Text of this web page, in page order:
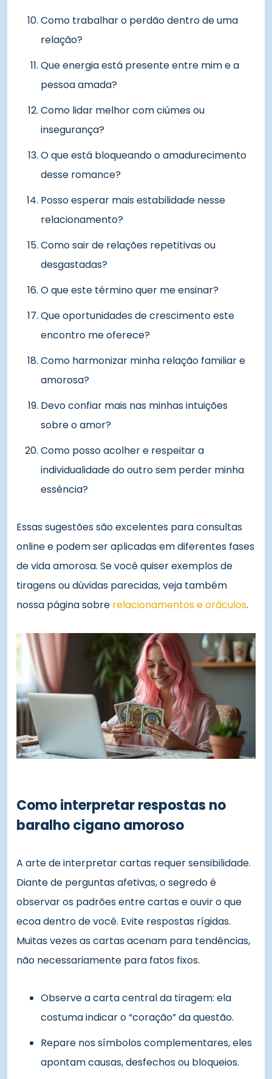
Como trabalhar o perdão dentro de uma
relação?
Que energia está presente entre mim e a
pessoa amada?
Como lidar melhor com ciúmes ou
insegurança?
O que está bloqueando o amadurecimento
desse romance?
Posso esperar mais estabilidade nesse
relacionamento?
Como sair de relações repetitivas ou
desgastadas?
O que este término quer me ensinar?
Que oportunidades de crescimento este
encontro me oferece?
Como harmonizar minha relação familiar e
amorosa?
Devo confiar mais nas minhas intuições
sobre o amor?
Como posso acolher e respeitar a
individualidade do outro sem perder minha
essência?
Essas sugestões são excelentes para consultas
online e podem ser aplicadas em diferentes fases
de vida amorosa. Se você quiser exemplos de
tiragens ou dúvidas parecidas, veja também
nossa página sobre relacionamentos e oráculos.
Como interpretar respostas no
baralho cigano amoroso
A arte de interpretar cartas requer sensibilidade.
Diante de perguntas afetivas, o segredo é
observar os padrões entre cartas e ouvir o que
ecoa dentro de você. Evite respostas rígidas.
Muitas vezes as cartas acenam para tendências,
não necessariamente para fatos fixos.
Observe a carta central da tiragem: ela
costuma indicar o “coração” da questão.
Repare nos símbolos complementares, eles
apontam causas, desfechos ou bloqueios.